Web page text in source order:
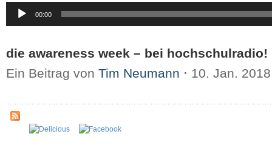
Audio-
Player
00:00
die awareness week – bei hochschulradio!
Ein Beitrag von Tim Neumann ⋅ 10. Jan.